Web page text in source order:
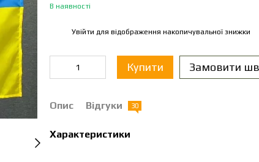
В наявності
Увійти для відображення накопичувальної знижки
Купити Замовити
Опис Відгуки 30
Характеристики